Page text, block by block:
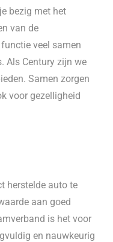
bezig met het
van de
veel samen
Als Century zijn we
Samen zorgen
voor gezelligheid
herstelde auto te
aan goed
is het voor
en nauwkeurig